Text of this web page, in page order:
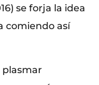
se forja la idea
comiendo así
plasmar